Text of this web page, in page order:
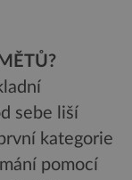
sebe liší
kategorie
pomocí